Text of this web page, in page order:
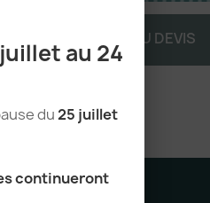
au 24
du25 juillet
continueront
 AJOUTER AU DEVIS